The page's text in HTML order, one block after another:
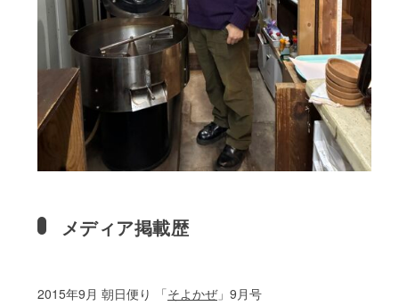
メディア掲載歴
2015年9月 朝日便り 「そよかぜ」9月号